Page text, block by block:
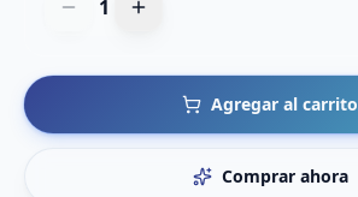
1
Agregar al carrito
Comprar ahora